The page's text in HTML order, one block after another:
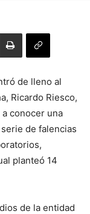
de lleno al
Ricardo Riesco,
conocer una
de falencias
planteó 14
de la entidad